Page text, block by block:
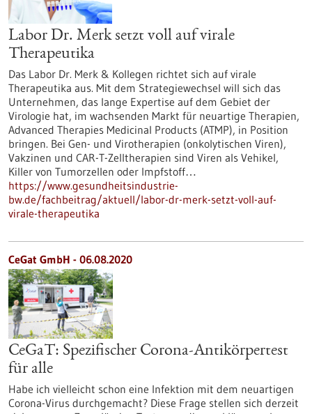
Labor Dr. Merk setzt voll auf virale
Therapeutika
Das Labor Dr. Merk & Kollegen richtet sich auf virale
Therapeutika aus. Mit dem Strategiewechsel will sich das
Unternehmen, das lange Expertise auf dem Gebiet der
Virologie hat, im wachsenden Markt für neuartige Therapien,
Advanced Therapies Medicinal Products (ATMP), in Position
bringen. Bei Gen- und Virotherapien (onkolytischen Viren),
Vakzinen und CAR-T-Zelltherapien sind Viren als Vehikel,
Killer von Tumorzellen oder Impfstoff…
https://www.gesundheitsindustrie-
bw.de/fachbeitrag/aktuell/labor-dr-merk-setzt-voll-auf-
virale-therapeutika
CeGat GmbH - 06.08.2020
CeGaT: Spezifischer Corona-Antikörpertest
für alle
Habe ich vielleicht schon eine Infektion mit dem neuartigen
Corona-Virus durchgemacht? Diese Frage stellen sich derzeit